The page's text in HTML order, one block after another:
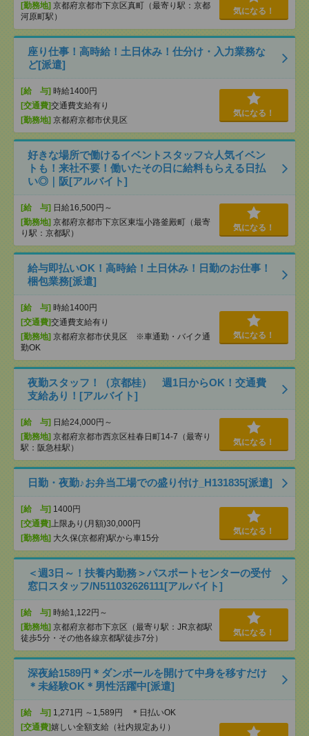
[勤務地] 京都府京都市下京区真町（最寄り駅：京都
河原町駅）
気になる！
座り仕事！高時給！土日休み！仕分け・入力業務な
ど[派遣]
[給 与] 時給1400円
[交通費]交通費支給有り
[勤務地] 京都府京都市伏見区
気になる！
好きな場所で働けるイベントスタッフ☆人気イベン
トも！来社不要！働いたその日に給料もらえる日払
い◎｜阪[アルバイト]
[給 与] 日給16,500円～
[勤務地] 京都府京都市下京区東塩小路釜殿町（最寄
り駅：京都駅）
気になる！
給与即払いOK！高時給！土日休み！日勤のお仕事！
梱包業務[派遣]
[給 与] 時給1400円
[交通費]交通費支給有り
[勤務地] 京都府京都市伏見区 ※車通勤・バイク通
勤OK
気になる！
夜勤スタッフ！（京都桂） 週1日からOK！交通費
支給あり！[アルバイト]
[給 与] 日給24,000円～
[勤務地] 京都府京都市西京区桂春日町14-7（最寄り
駅：阪急桂駅）
気になる！
日勤・夜勤♪お弁当工場での盛り付け_H131835[派遣]
[給 与] 1400円
[交通費] 上限あり(月額)30,000円
[勤務地] 大久保(京都府)駅から車15分
気になる！
＜週3日～！扶養内勤務＞パスポートセンターの受付
窓口スタッフ/N511032626111[アルバイト]
[給 与] 時給1,122円～
[勤務地] 京都府京都市下京区（最寄り駅：JR京都駅
徒歩5分・その他各線京都駅徒歩7分）
気になる！
深夜給1589円＊ダンボールを開けて中身を移すだけ
＊未経験OK＊男性活躍中[派遣]
[給 与] 1,271円 ～1,589円 ＊日払いOK
[交通費]嬉しい全額支給（社内規定あり）